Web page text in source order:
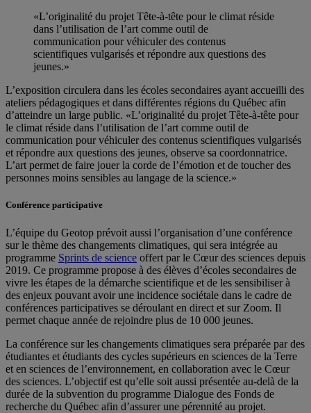
«L’originalité du projet Tête-à-tête pour le climat réside
dans l’utilisation de l’art comme outil de
communication pour véhiculer des contenus
scientifiques vulgarisés et répondre aux questions des
jeunes.»
L’exposition circulera dans les écoles secondaires ayant accueilli des
ateliers pédagogiques et dans différentes régions du Québec afin
d’atteindre un large public. «L’originalité du projet Tête-à-tête pour
le climat réside dans l’utilisation de l’art comme outil de
communication pour véhiculer des contenus scientifiques vulgarisés
et répondre aux questions des jeunes, observe sa coordonnatrice.
L’art permet de faire jouer la corde de l’émotion et de toucher des
personnes moins sensibles au langage de la science.»
Conférence participative
L’équipe du Geotop prévoit aussi l’organisation d’une conférence
sur le thème des changements climatiques, qui sera intégrée au
programme Sprints de science offert par le Cœur des sciences depuis
2019. Ce programme propose à des élèves d’écoles secondaires de
vivre les étapes de la démarche scientifique et de les sensibiliser à
des enjeux pouvant avoir une incidence sociétale dans le cadre de
conférences participatives se déroulant en direct et sur Zoom. Il
permet chaque année de rejoindre plus de 10 000 jeunes.
La conférence sur les changements climatiques sera préparée par des
étudiantes et étudiants des cycles supérieurs en sciences de la Terre
et en sciences de l’environnement, en collaboration avec le Cœur
des sciences. L’objectif est qu’elle soit aussi présentée au-delà de la
durée de la subvention du programme Dialogue des Fonds de
recherche du Québec afin d’assurer une pérennité au projet.